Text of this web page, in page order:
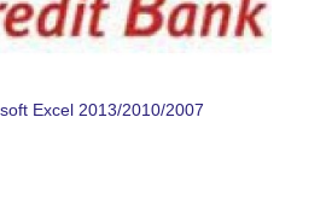
Excel 2013/2010/2007